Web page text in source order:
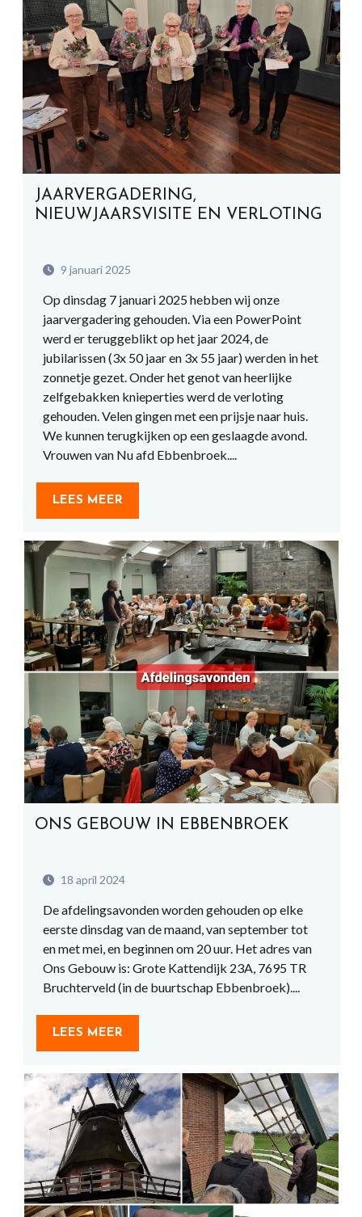
JAARVERGADERING,
NIEUWJAARSVISITE EN VERLOTING
9 januari 2025
Op dinsdag 7 januari 2025 hebben wij onze
jaarvergadering gehouden. Via een PowerPoint
werd er teruggeblikt op het jaar 2024, de
jubilarissen (3x 50 jaar en 3x 55 jaar) werden in het
zonnetje gezet. Onder het genot van heerlijke
zelfgebakken knieperties werd de verloting
gehouden. Velen gingen met een prijsje naar huis.
We kunnen terugkijken op een geslaagde avond.
Vrouwen van Nu afd Ebbenbroek....
LEES MEER
ONS GEBOUW IN EBBENBROEK
18 april 2024
De afdelingsavonden worden gehouden op elke
eerste dinsdag van de maand, van september tot
en met mei, en beginnen om 20 uur. Het adres van
Ons Gebouw is: Grote Kattendijk 23A, 7695 TR
Bruchterveld (in de buurtschap Ebbenbroek)....
LEES MEER